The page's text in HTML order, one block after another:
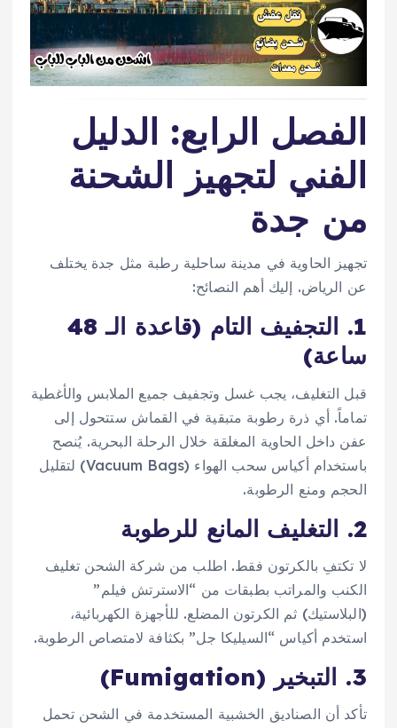
الفصل الرابع: الدليل
الفني لتجهيز الشحنة
من جدة
تجهيز الحاوية في مدينة ساحلية رطبة مثل جدة يختلف
عن الرياض. إليك أهم النصائح:
1. التجفيف التام (قاعدة الـ 48
ساعة)
قبل التغليف، يجب غسل وتجفيف جميع الملابس والأغطية
تماماً. أي ذرة رطوبة متبقية في القماش ستتحول إلى
عفن داخل الحاوية المغلقة خلال الرحلة البحرية. يُنصح
باستخدام أكياس سحب الهواء (Vacuum Bags) لتقليل
الحجم ومنع الرطوبة.
2. التغليف المانع للرطوبة
لا تكتفِ بالكرتون فقط. اطلب من شركة الشحن تغليف
الكنب والمراتب بطبقات من “الاسترتش فيلم”
(البلاستيك) ثم الكرتون المضلع. للأجهزة الكهربائية،
استخدم أكياس “السيليكا جل” بكثافة لامتصاص الرطوبة.
3. التبخير (Fumigation)
تأكد أن الصناديق الخشبية المستخدمة في الشحن تحمل